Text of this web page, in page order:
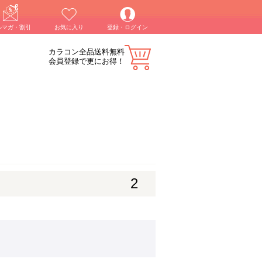
マガ・割引 お気に入り 登録・ログイン
カラコン全品送料無料
会員登録で更にお得！
2